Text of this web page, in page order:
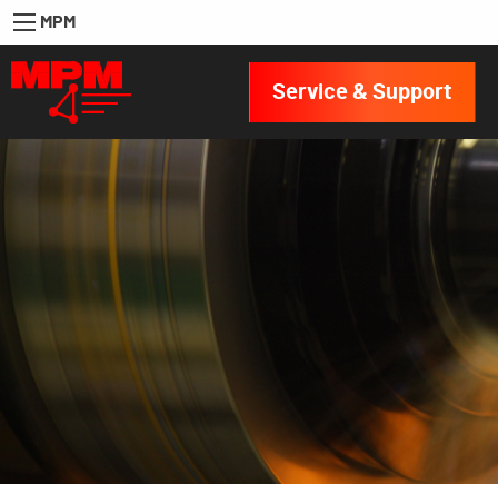
MPM
Service & Support